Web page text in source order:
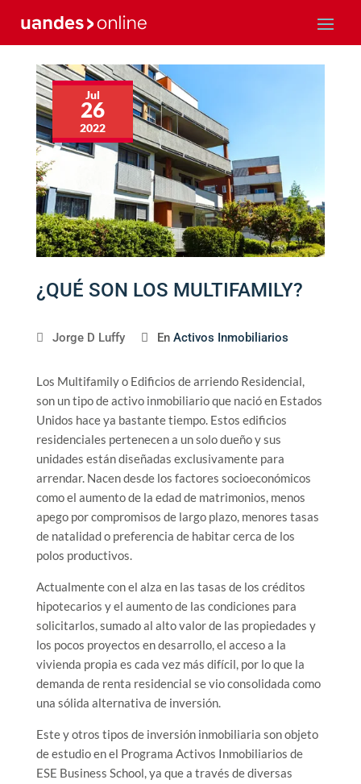
Jul
26
2022
¿QUÉ SON LOS MULTIFAMILY?
Jorge D Luffy En Activos Inmobiliarios
Los Multifamily o Edificios de arriendo Residencial,
son un tipo de activo inmobiliario que nació en Estados
Unidos hace ya bastante tiempo. Estos edificios
residenciales pertenecen a un solo dueño y sus
unidades están diseñadas exclusivamente para
arrendar. Nacen desde los factores socioeconómicos
como el aumento de la edad de matrimonios, menos
apego por compromisos de largo plazo, menores tasas
de natalidad o preferencia de habitar cerca de los
polos productivos.
Actualmente con el alza en las tasas de los créditos
hipotecarios y el aumento de las condiciones para
solicitarlos, sumado al alto valor de las propiedades y
los pocos proyectos en desarrollo, el acceso a la
vivienda propia es cada vez más difícil, por lo que la
demanda de renta residencial se vio consolidada como
una sólida alternativa de inversión.
Este y otros tipos de inversión inmobiliaria son objeto
de estudio en el Programa Activos Inmobiliarios de
ESE Business School, ya que a través de diversas